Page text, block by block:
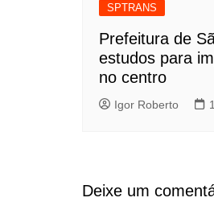
SPTRANS
Prefeitura de
estudos para
no centro
Igor Roberto
Deixe um